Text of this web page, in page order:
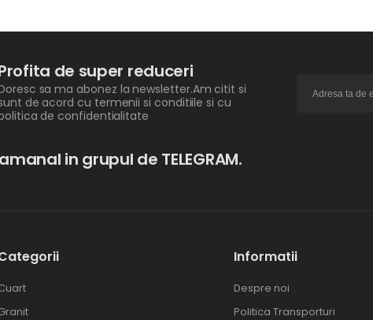
de super reduceri
sa ma abonez la newsletter.Am citit si
de acord cu termenii si conditiile si cu
de confidentialitate
in grupul de TELEGRAM.
Informatii
Despre noi
Politica Transporturi